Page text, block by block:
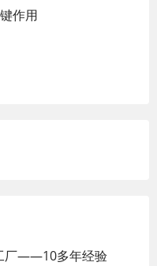
作用
厂——10多年经验